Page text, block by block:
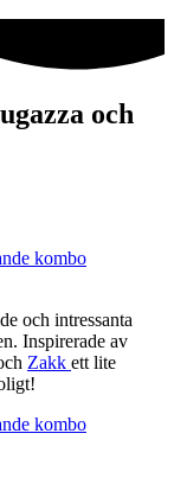
och
kombo
och intressanta
Inspirerade av
Zakk ett lite
kombo